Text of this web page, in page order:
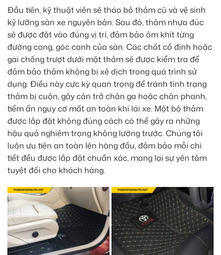
Đầu tiên, kỹ thuật viên sẽ tháo bỏ thảm cũ và vệ sinh
kỹ lưỡng sàn xe nguyên bản. Sau đó, thảm nhựa đúc
sẽ được đặt vào đúng vị trí, đảm bảo ôm khít từng
đường cong, góc cạnh của sàn. Các chốt cố định hoặc
gai chống trượt dưới mặt thảm sẽ được kiểm tra để
đảm bảo thảm không bị xê dịch trong quá trình sử
dụng. Điều này cực kỳ quan trọng để tránh tình trạng
thảm bị cuộn, gây cản trở chân ga hoặc chân phanh,
tiềm ẩn nguy cơ mất an toàn khi lái xe. Một bộ thảm
được lắp đặt không đúng cách có thể gây ra những
hậu quả nghiêm trọng không lường trước. Chúng tôi
luôn ưu tiên an toàn lên hàng đầu, đảm bảo mỗi chi
tiết đều được lắp đặt chuẩn xác, mang lại sự yên tâm
tuyệt đối cho khách hàng.